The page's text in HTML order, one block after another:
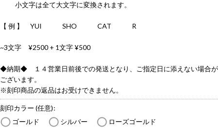
小文字は全て大文字に変換されます。
【 例 】 YUI SHO CAT R
~3文字 ¥2500 + 1文字 ¥500
◆納期◆ １４営業日前後での発送となり、ご指定日に添えない場合が
ございます。
※刻印商品の返品はお受けできません。
刻印カラー (任意):
ゴールド
シルバー ローズゴールド